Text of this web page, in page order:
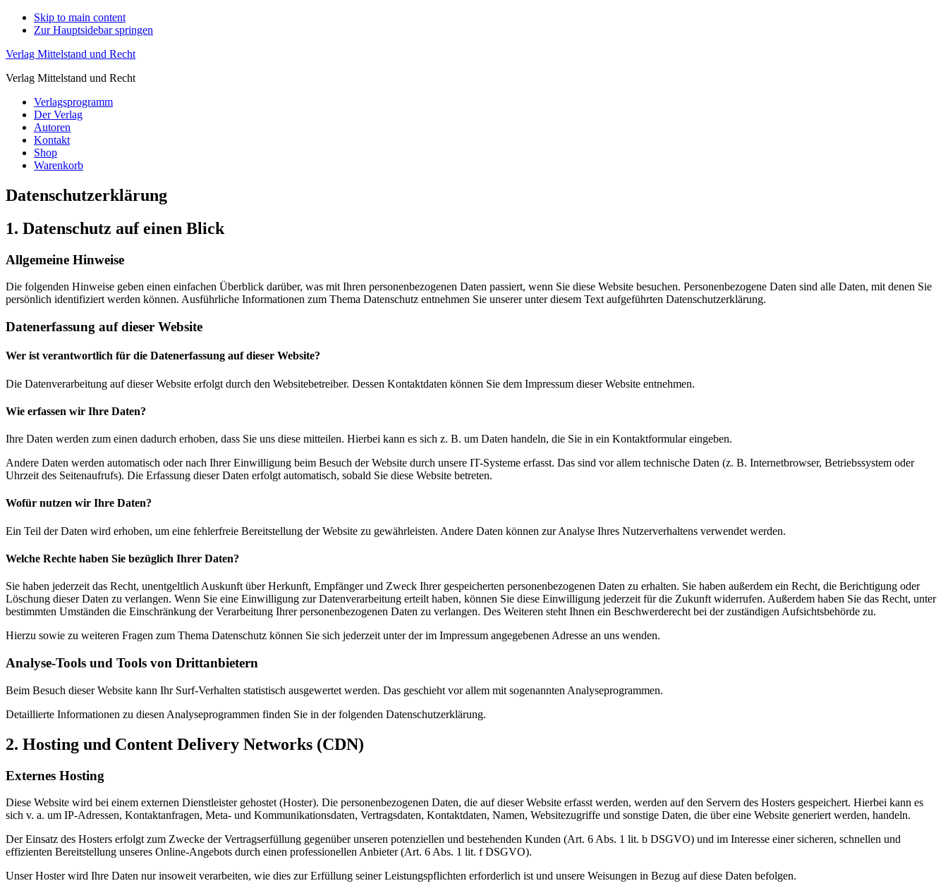
Skip to main content
Zur Hauptsidebar springen
Verlag Mittelstand und Recht
Verlag Mittelstand und Recht
Verlagsprogramm
Der Verlag
Autoren
Kontakt
Shop
Warenkorb
Datenschutzerklärung
1. Datenschutz auf einen Blick
Allgemeine Hinweise
Die folgenden Hinweise geben einen einfachen Überblick darüber, was mit Ihren personenbezogenen Daten passiert, wenn Sie diese Website besuchen. Personenbezogene Daten sind alle Daten, mit denen Sie
persönlich identifiziert werden können. Ausführliche Informationen zum Thema Datenschutz entnehmen Sie unserer unter diesem Text aufgeführten Datenschutzerklärung.
Datenerfassung auf dieser Website
Wer ist verantwortlich für die Datenerfassung auf dieser Website?
Die Datenverarbeitung auf dieser Website erfolgt durch den Websitebetreiber. Dessen Kontaktdaten können Sie dem Impressum dieser Website entnehmen.
Wie erfassen wir Ihre Daten?
Ihre Daten werden zum einen dadurch erhoben, dass Sie uns diese mitteilen. Hierbei kann es sich z. B. um Daten handeln, die Sie in ein Kontaktformular eingeben.
Andere Daten werden automatisch oder nach Ihrer Einwilligung beim Besuch der Website durch unsere IT-Systeme erfasst. Das sind vor allem technische Daten (z. B. Internetbrowser, Betriebssystem oder
Uhrzeit des Seitenaufrufs). Die Erfassung dieser Daten erfolgt automatisch, sobald Sie diese Website betreten.
Wofür nutzen wir Ihre Daten?
Ein Teil der Daten wird erhoben, um eine fehlerfreie Bereitstellung der Website zu gewährleisten. Andere Daten können zur Analyse Ihres Nutzerverhaltens verwendet werden.
Welche Rechte haben Sie bezüglich Ihrer Daten?
Sie haben jederzeit das Recht, unentgeltlich Auskunft über Herkunft, Empfänger und Zweck Ihrer gespeicherten personenbezogenen Daten zu erhalten. Sie haben außerdem ein Recht, die Berichtigung oder
Löschung dieser Daten zu verlangen. Wenn Sie eine Einwilligung zur Datenverarbeitung erteilt haben, können Sie diese Einwilligung jederzeit für die Zukunft widerrufen. Außerdem haben Sie das Recht, unter
bestimmten Umständen die Einschränkung der Verarbeitung Ihrer personenbezogenen Daten zu verlangen. Des Weiteren steht Ihnen ein Beschwerderecht bei der zuständigen Aufsichtsbehörde zu.
Hierzu sowie zu weiteren Fragen zum Thema Datenschutz können Sie sich jederzeit unter der im Impressum angegebenen Adresse an uns wenden.
Analyse-Tools und Tools von Dritt­anbietern
Beim Besuch dieser Website kann Ihr Surf-Verhalten statistisch ausgewertet werden. Das geschieht vor allem mit sogenannten Analyseprogrammen.
Detaillierte Informationen zu diesen Analyseprogrammen finden Sie in der folgenden Datenschutzerklärung.
2. Hosting und Content Delivery Networks (CDN)
Externes Hosting
Diese Website wird bei einem externen Dienstleister gehostet (Hoster). Die personenbezogenen Daten, die auf dieser Website erfasst werden, werden auf den Servern des Hosters gespeichert. Hierbei kann es
sich v. a. um IP-Adressen, Kontaktanfragen, Meta- und Kommunikationsdaten, Vertragsdaten, Kontaktdaten, Namen, Websitezugriffe und sonstige Daten, die über eine Website generiert werden, handeln.
Der Einsatz des Hosters erfolgt zum Zwecke der Vertragserfüllung gegenüber unseren potenziellen und bestehenden Kunden (Art. 6 Abs. 1 lit. b DSGVO) und im Interesse einer sicheren, schnellen und
effizienten Bereitstellung unseres Online-Angebots durch einen professionellen Anbieter (Art. 6 Abs. 1 lit. f DSGVO).
Unser Hoster wird Ihre Daten nur insoweit verarbeiten, wie dies zur Erfüllung seiner Leistungspflichten erforderlich ist und unsere Weisungen in Bezug auf diese Daten befolgen.